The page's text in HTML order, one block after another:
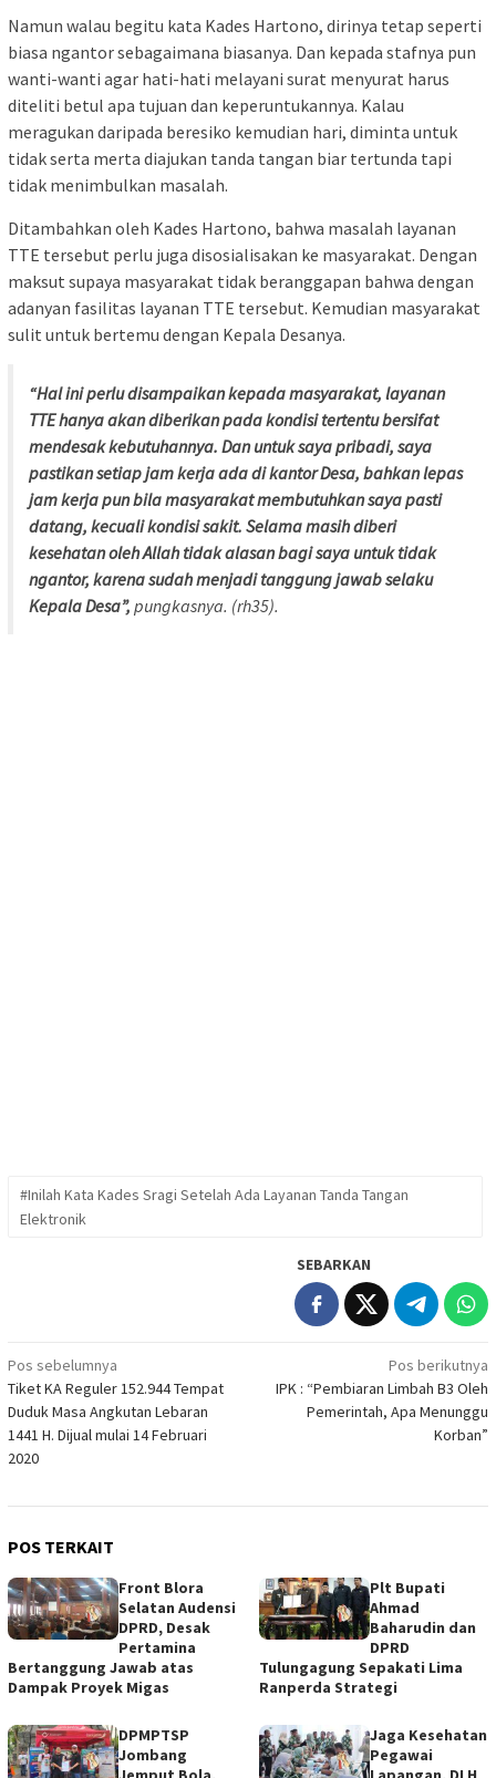
Namun walau begitu kata Kades Hartono, dirinya tetap seperti
biasa ngantor sebagaimana biasanya. Dan kepada stafnya pun
wanti-wanti agar hati-hati melayani surat menyurat harus
diteliti betul apa tujuan dan keperuntukannya. Kalau
meragukan daripada beresiko kemudian hari, diminta untuk
tidak serta merta diajukan tanda tangan biar tertunda tapi
tidak menimbulkan masalah.
Ditambahkan oleh Kades Hartono, bahwa masalah layanan
TTE tersebut perlu juga disosialisakan ke masyarakat. Dengan
maksut supaya masyarakat tidak beranggapan bahwa dengan
adanyan fasilitas layanan TTE tersebut. Kemudian masyarakat
sulit untuk bertemu dengan Kepala Desanya.
“Hal ini perlu disampaikan kepada masyarakat, layanan
TTE hanya akan diberikan pada kondisi tertentu bersifat
mendesak kebutuhannya. Dan untuk saya pribadi, saya
pastikan setiap jam kerja ada di kantor Desa, bahkan lepas
jam kerja pun bila masyarakat membutuhkan saya pasti
datang, kecuali kondisi sakit. Selama masih diberi
kesehatan oleh Allah tidak alasan bagi saya untuk tidak
ngantor, karena sudah menjadi tanggung jawab selaku
Kepala Desa”, pungkasnya. (rh35).
#Inilah Kata Kades Sragi Setelah Ada Layanan Tanda Tangan
Elektronik
SEBARKAN
Navigasi
pos
Pos sebelumnya
Tiket KA Reguler 152.944 Tempat
Duduk Masa Angkutan Lebaran
1441 H. Dijual mulai 14 Februari
2020
Pos berikutnya
IPK : “Pembiaran Limbah B3 Oleh
Pemerintah, Apa Menunggu
Korban”
POS TERKAIT
Front Blora
Selatan Audensi
DPRD, Desak
Pertamina
Bertanggung Jawab atas
Dampak Proyek Migas
Plt Bupati
Ahmad
Baharudin dan
DPRD
Tulungagung Sepakati Lima
Ranperda Strategi
DPMPTSP
Jombang
Jaga Kesehatan
Pegawai